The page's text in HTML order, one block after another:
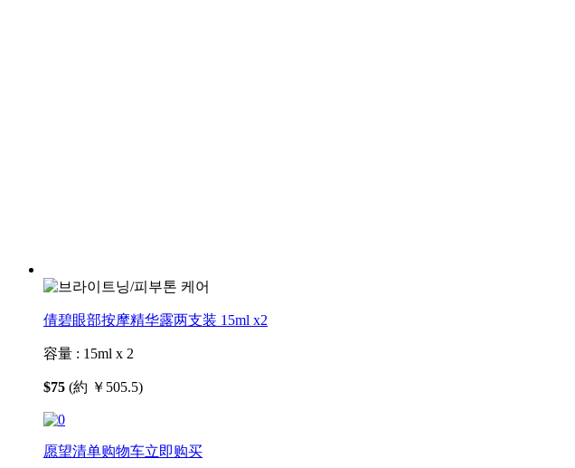
倩碧眼部按摩精华露两支装 15ml x2
容量 : 15ml x 2
$75 (約 ￥505.5)
愿望清单购物车立即购买